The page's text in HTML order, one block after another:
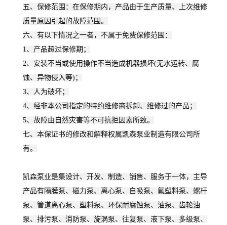
五、保修范围：在保修期内，产品由于生产质量、上次维修
质量原因引起的故障范围。
六、有以下情况之一者，不属于免费保修范围：
1、产品超过保修期；
2、安装不当或使用操作不当造成机器损坏(无水运转、腐
蚀、异物侵入等)；
3、人为破坏；
4、经非本公司指定的特约维修商拆卸、维修过的产品；
5、故障由自然灾害等不可抗拒因素所致。
七、本保证书的修改和解释权属凯森泵业制造有限公司所
有。
凯森泵业是集设计、开发、制造、销售、服务于一体，主导
产品有隔膜泵、磁力泵、离心泵、自吸泵、氟塑料泵、螺杆
泵、管道离心泵、塑料泵、环保耐腐蚀泵、油泵、齿轮油
泵、排污泵、消防泵、旋涡泵、往复泵、液下泵、多级泵、